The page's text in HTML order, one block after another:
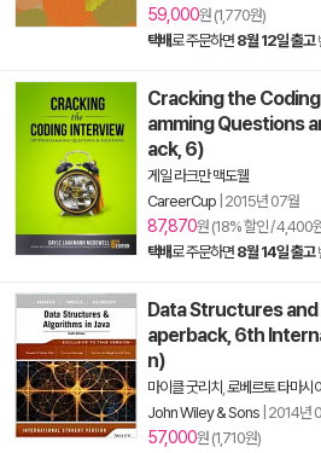
59,000원 (1,770원)
택배로 주문하면 8월 12일 출고
Cracking the
amming Questions
ack, 6)
게일 라크만 맥도웰
CareerCup 2015년 07월
87,870원 (18% 할인 / 4,400
택배로 주문하면 8월 14일 출고
Data Structures
aperback, 6th
n)
마이클 굿리치 로베르토 타마시
John Wiley & Sons 2014년
57,000원 (1,710원)